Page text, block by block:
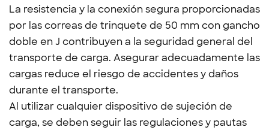
La resistencia y la conexión segura proporcionadas
por las correas de trinquete de 50 mm con gancho
doble en J contribuyen a la seguridad general del
transporte de carga. Asegurar adecuadamente las
cargas reduce el riesgo de accidentes y daños
durante el transporte.
Al utilizar cualquier dispositivo de sujeción de
carga, se deben seguir las regulaciones y pautas